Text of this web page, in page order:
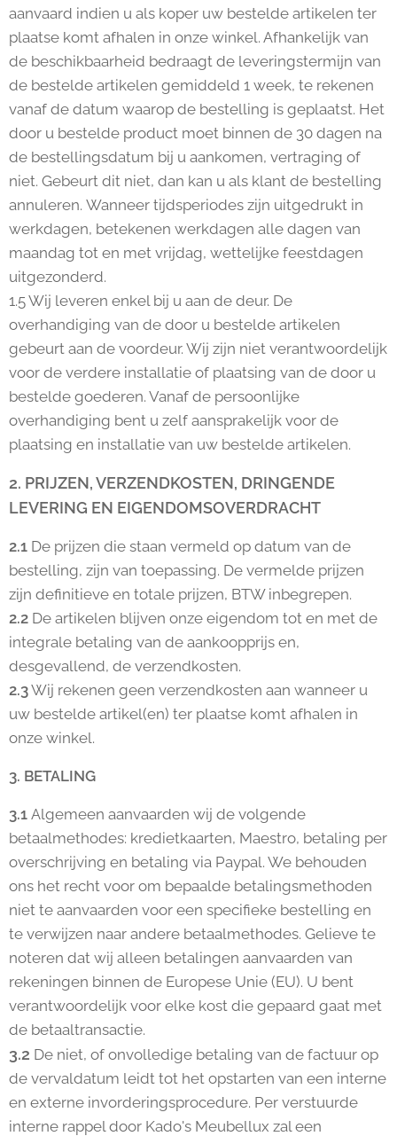
aanvaard indien u als koper uw bestelde artikelen ter
plaatse komt afhalen in onze winkel. Afhankelijk van
de beschikbaarheid bedraagt de leveringstermijn van
de bestelde artikelen gemiddeld 1 week, te rekenen
vanaf de datum waarop de bestelling is geplaatst. Het
door u bestelde product moet binnen de 30 dagen na
de bestellingsdatum bij u aankomen, vertraging of
niet. Gebeurt dit niet, dan kan u als klant de bestelling
annuleren. Wanneer tijdsperiodes zijn uitgedrukt in
werkdagen, betekenen werkdagen alle dagen van
maandag tot en met vrijdag, wettelijke feestdagen
uitgezonderd.
1.5 Wij leveren enkel bij u aan de deur. De
overhandiging van de door u bestelde artikelen
gebeurt aan de voordeur. Wij zijn niet verantwoordelijk
voor de verdere installatie of plaatsing van de door u
bestelde goederen. Vanaf de persoonlijke
overhandiging bent u zelf aansprakelijk voor de
plaatsing en installatie van uw bestelde artikelen.
2. PRIJZEN, VERZENDKOSTEN, DRINGENDE
LEVERING EN EIGENDOMSOVERDRACHT
2.1 De prijzen die staan vermeld op datum van de
bestelling, zijn van toepassing. De vermelde prijzen
zijn definitieve en totale prijzen, BTW inbegrepen.
2.2 De artikelen blijven onze eigendom tot en met de
integrale betaling van de aankoopprijs en,
desgevallend, de verzendkosten.
2.3Wij rekenen geen verzendkosten aan wanneer u
uw bestelde artikel(en) ter plaatse komt afhalen in
onze winkel.
3. BETALING
3.1 Algemeen aanvaarden wij de volgende
betaalmethodes: kredietkaarten, Maestro, betaling per
overschrijving en betaling via Paypal. We behouden
ons het recht voor om bepaalde betalingsmethoden
niet te aanvaarden voor een specifieke bestelling en
te verwijzen naar andere betaalmethodes. Gelieve te
noteren dat wij alleen betalingen aanvaarden van
rekeningen binnen de Europese Unie (EU). U bent
verantwoordelijk voor elke kost die gepaard gaat met
de betaaltransactie.
3.2 De niet, of onvolledige betaling van de factuur op
de vervaldatum leidt tot het opstarten van een interne
en externe invorderingsprocedure. Per verstuurde
interne rappel door Kado's Meubellux zal een